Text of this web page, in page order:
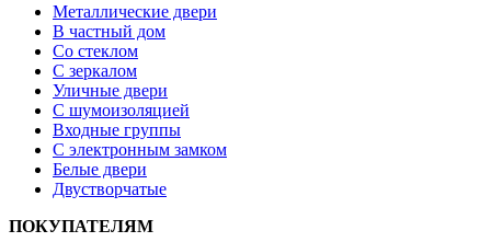
Металлические двери
В частный дом
Со стеклом
С зеркалом
Уличные двери
С шумоизоляцией
Входные группы
С электронным замком
Белые двери
Двустворчатые
ПОКУПАТЕЛЯМ